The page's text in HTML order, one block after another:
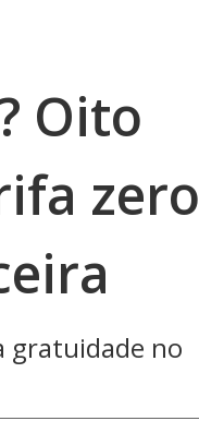
Oito
zero
gratuidade no